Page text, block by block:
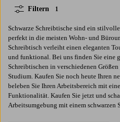
Filtern 1
Schwarze Schreibtische sind ein
perfekt in die meisten Wohn- und
Schreibtisch verleiht einen eleganten
und funktional. Bei uns finden Sie eine
Schreibtischen in verschiedenen
Studium. Kaufen Sie noch heute Ihren
beleben Sie Ihren Arbeitsbereich mit
Funktionalität. Kaufen Sie jetzt und
Arbeitsumgebung mit einem schwarzen